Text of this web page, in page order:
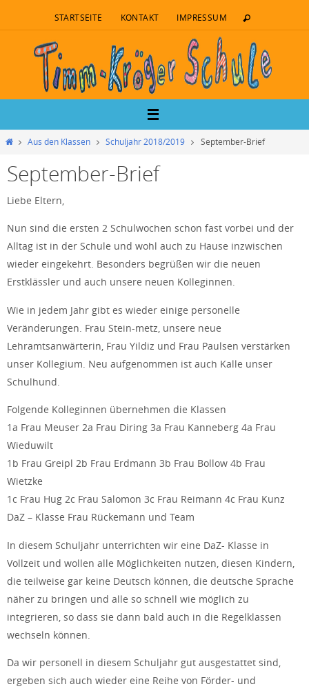
STARTSEITE KONTAKT IMPRESSUM
Aus den Klassen Schuljahr 2018/2019 September-Brief
September-Brief
Liebe Eltern,
Nun sind die ersten 2 Schulwochen schon fast vorbei und der
Alltag ist in der Schule und wohl auch zu Hause inzwischen
wieder eingekehrt. Besonders begrüßen wir die neuen
Erstklässler und auch unsere neuen Kolleginnen.
Wie in jedem Jahr gibt es wieder einige personelle
Veränderungen. Frau Stein-metz, unsere neue
Lehramtsanwärterin, Frau Yildiz und Frau Paulsen verstärken
unser Kollegium. Neu aufgenommen ist auch Kalle unser
Schulhund.
Folgende Kolleginnen übernehmen die Klassen
1a Frau Meuser 2a Frau Diring 3a Frau Kanneberg 4a Frau
Wieduwilt
1b Frau Greipl 2b Frau Erdmann 3b Frau Bollow 4b Frau
Wietzke
1c Frau Hug 2c Frau Salomon 3c Frau Reimann 4c Frau Kunz
DaZ – Klasse Frau Rückemann und Team
In diesem Schuljahr unterrichten wir eine DaZ- Klasse in
Vollzeit und wollen alle Möglichkeiten nutzen, diesen Kindern,
die teilweise gar keine Deutsch können, die deutsche Sprache
näher zu bringen und alle so schnell wie möglich zu
integrieren, so dass sie dann bald auch in die Regelklassen
wechseln können.
Da wir personell in diesem Schuljahr gut ausgestattet sind,
ergeben sich auch wieder eine Reihe von Förder- und